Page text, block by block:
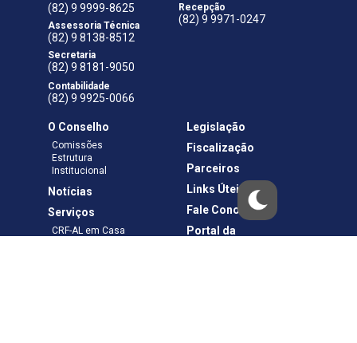
(82) 9 9999-8625
Assessoria Técnica
(82) 9 8138-8512
Secretaria
(82) 9 8181-9050
Contabilidade
(82) 9 9925-0066
Recepção
(82) 9 9971-0247
O Conselho
Comissões
Estrutura
Institucional
Notícias
Serviços
CRF-AL em Casa
Legislação
Fiscalização
Parceiros
Links Úteis
Fale Conosco
Portal da